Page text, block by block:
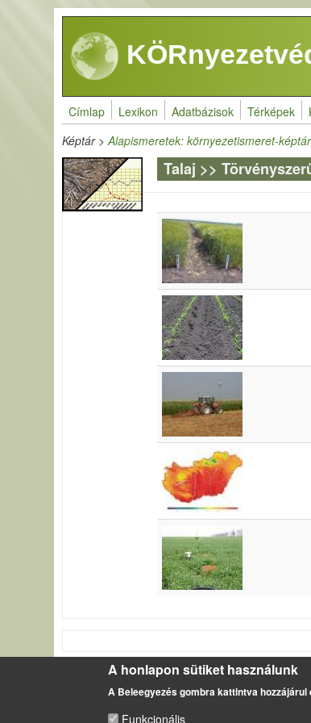
Ugrás a tartalomra
Címlap Lexikon Adatbázisok Térképek
Képtár>Alapismeretek: környezetismeret-képtár
Talaj >>
LÁBLÉC
Impresszum
Sütikezelési szabályzat
A honlapon sütiket használunk
A Beleegyezés gombra kattintva hozzájárul
Funkcionális